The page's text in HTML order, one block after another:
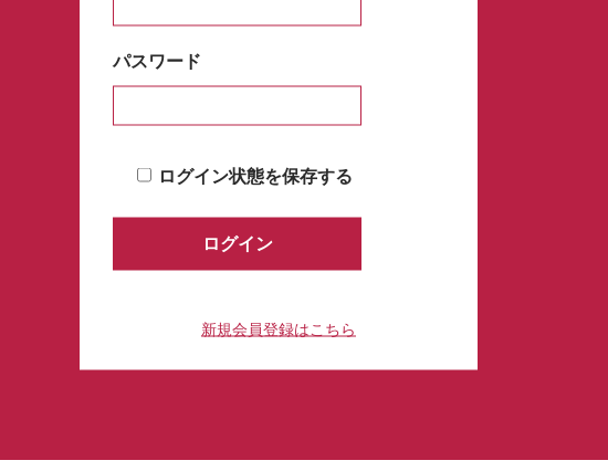
パスワード
ログイン状態を保存する
新規会員登録はこちら